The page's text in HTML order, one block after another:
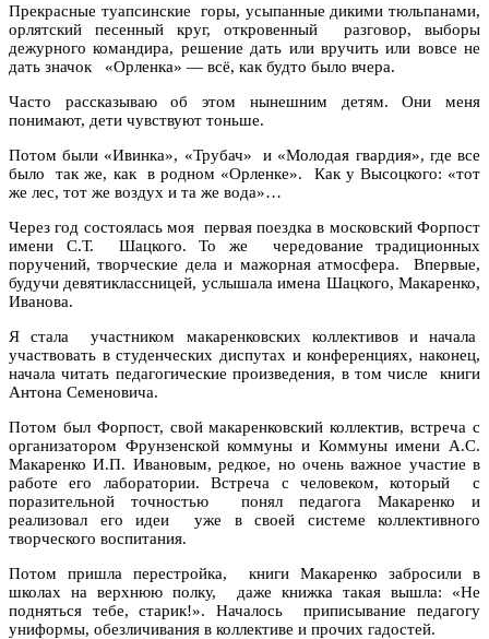
Прекрасные туапсинские горы, усыпанные дикими тюльпанами,
орлятский песенный круг, откровенный разговор, выборы
дежурного командира, решение дать или вручить или вовсе не
дать значок «Орленка» — всё, как будто было вчера.
Часто рассказываю об этом нынешним детям. Они меня
понимают, дети чувствуют тоньше.
Потом были «Ивинка», «Трубач» и «Молодая гвардия», где все
было так же, как в родном «Орленке». Как у Высоцкого: «тот
же лес, тот же воздух и та же вода»…
Через год состоялась моя первая поездка в московский Форпост
имени С.Т. Шацкого. То же чередование традиционных
поручений, творческие дела и мажорная атмосфера. Впервые,
будучи девятиклассницей, услышала имена Шацкого, Макаренко,
Иванова.
Я стала участником макаренковских коллективов и начала
участвовать в студенческих диспутах и конференциях, наконец,
начала читать педагогические произведения, в том числе книги
Антона Семеновича.
Потом был Форпост, свой макаренковский коллектив, встреча с
организатором Фрунзенской коммуны и Коммуны имени А.С.
Макаренко И.П. Ивановым, редкое, но очень важное участие в
работе его лаборатории. Встреча с человеком, который с
поразительной точностью понял педагога Макаренко и
реализовал его идеи уже в своей системе коллективного
творческого воспитания.
Потом пришла перестройка, книги Макаренко забросили в
школах на верхнюю полку, даже книжка такая вышла: «Не
подняться тебе, старик!». Началось приписывание педагогу
униформы, обезличивания в коллективе и прочих гадостей.